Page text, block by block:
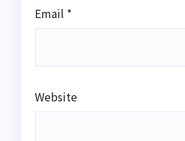
Email *
Website